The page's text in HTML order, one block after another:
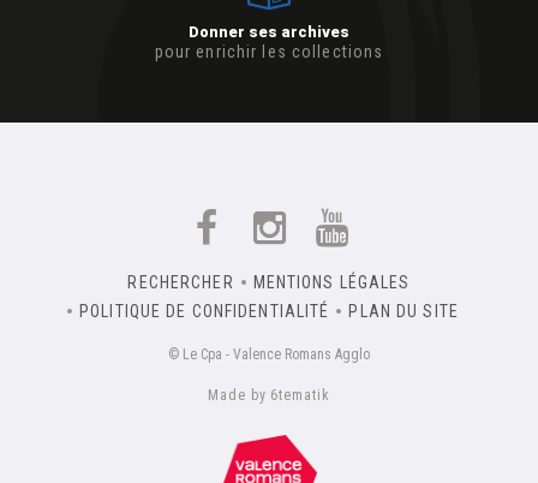
Donner ses archives
pour enrichir les collections
RECHERCHER
MENTIONS LÉGALES
POLITIQUE DE CONFIDENTIALITÉ
PLAN DU SITE
© Le Cpa - Valence Romans Agglo
Made by 6tematik